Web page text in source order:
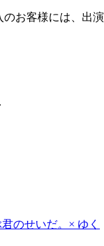
のお客様には、出演
のせいだ。× ゆく